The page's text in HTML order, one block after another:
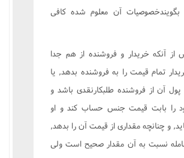
بگويندخصوصيات آن معلوم شده کافى
از آنکه خريدار و فروشنده از هم جدا
تمام قيمت را به فروشنده بدهد, يا
پول آن از فروشنده طلبکارنقدى باشد و
را بابت قيمت جنس حساب کند و او
و چنانچه مقدارى از قيمت آن را بدهد,
نسبت به آن مقدار صحيح است ولى